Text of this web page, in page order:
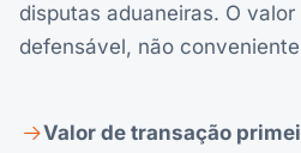
disputas aduaneiras. O
defensável, não
Valor de transação